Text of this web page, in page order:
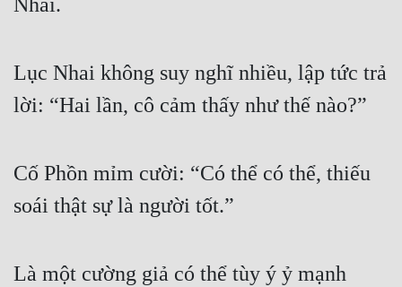
Nhai.
Lục Nhai không suy nghĩ nhiều, lập tức trả
lời: “Hai lần, cô cảm thấy như thế nào?”
Cố Phồn mỉm cười: “Có thể có thể, thiếu
soái thật sự là người tốt.”
Là một cường giả có thể tùy ý ỷ mạnh